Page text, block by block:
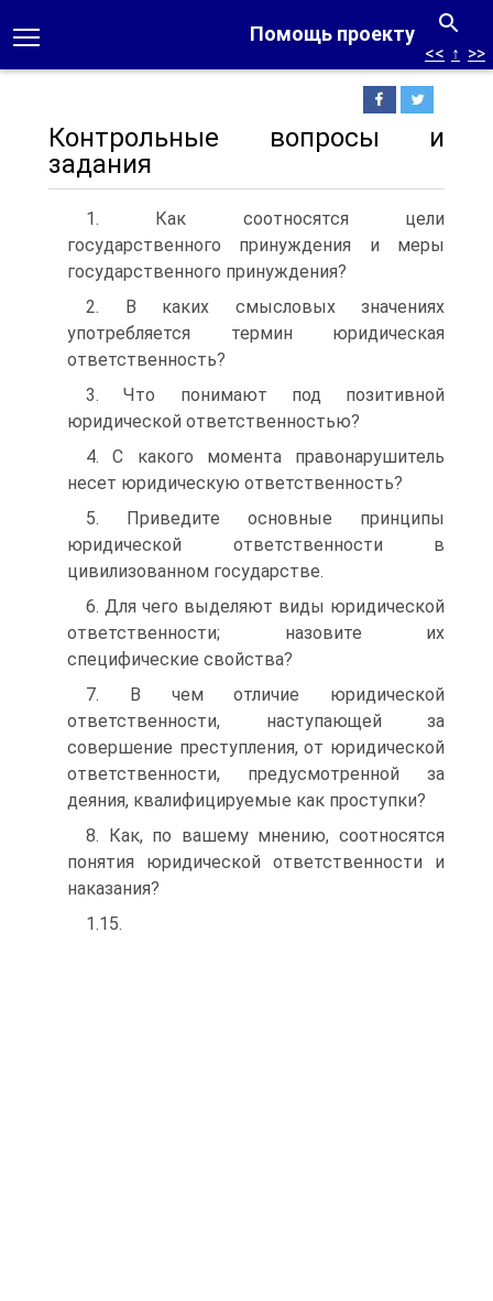
Помощь проекту
<< ↑ >>
Контрольные вопросы и
задания
1. Как соотносятся цели
государственного принуждения и меры
государственного принуждения?
2. B каких смысловых значениях
употребляется термин юридиче­ская
ответственность?
3. Что понимают под позитивной
юридической ответственностью?
4. C какого момента правонарушитель
несет юридическую ответ­ственность?
5. Приведите основные принципы
юридической ответственности в
цивилизованном государстве.
6. Для чего выделяют виды юридической
ответственности; назови­те их
специфические свойства?
7. B чем отличие юридической
ответственности, наступающей за
совершение преступления, от юридической
ответственности, предусмотренной за
деяния, квалифицируемые как проступки?
8. Как, по вашему мнению, соотносятся
понятия юридической от­ветственности и
наказания?
1.15.